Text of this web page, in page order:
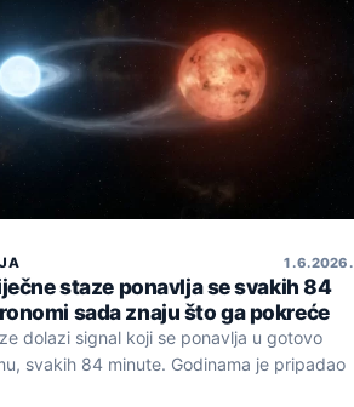
1. 6. 2026.
staze ponavlja se svakih 84
sada znaju što ga pokreće
dolazi signal koji se ponavlja u gotovo
svakih 84 minute. Godinama je pripadao